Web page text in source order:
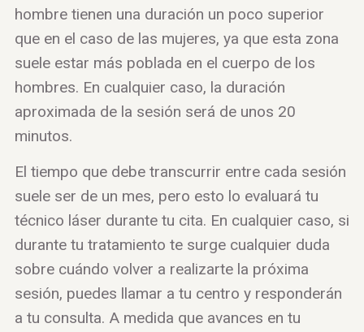
hombre tienen una duración un poco superior
que en el caso de las mujeres, ya que esta zona
suele estar más poblada en el cuerpo de los
hombres. En cualquier caso, la duración
aproximada de la sesión será de unos 20
minutos.
El tiempo que debe transcurrir entre cada sesión
suele ser de un mes, pero esto lo evaluará tu
técnico láser durante tu cita. En cualquier caso, si
durante tu tratamiento te surge cualquier duda
sobre cuándo volver a realizarte la próxima
sesión, puedes llamar a tu centro y responderán
a tu consulta. A medida que avances en tu